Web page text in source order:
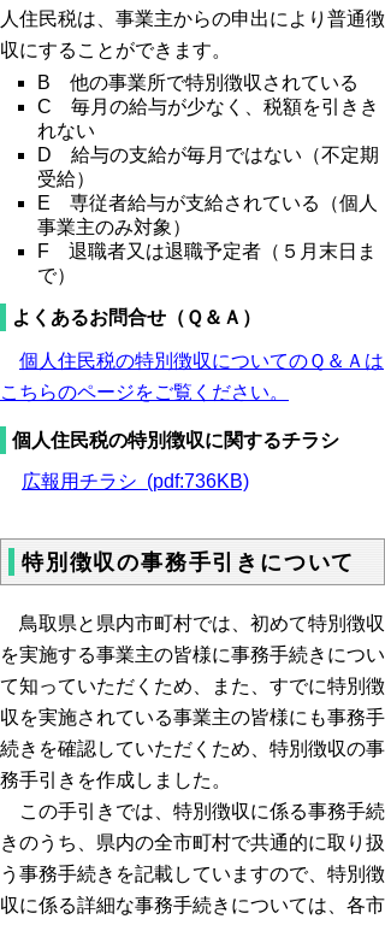
人住民税は、事業主からの申出により普通徴
収にすることができます。
B 他の事業所で特別徴収されている
C 毎月の給与が少なく、税額を引きき
れない
D 給与の支給が毎月ではない（不定期
受給）
E 専従者給与が支給されている（個人
事業主のみ対象）
F 退職者又は退職予定者（５月末日ま
で）
よくあるお問合せ（Ｑ＆Ａ）
個人住民税の特別徴収についてのＱ＆Ａは
こちらのページをご覧ください。
個人住民税の特別徴収に関するチラシ
広報用チラシ (pdf:736KB)
特別徴収の事務手引きについて
鳥取県と県内市町村では、初めて特別徴収
を実施する事業主の皆様に事務手続きについ
て知っていただくため、また、すでに特別徴
収を実施されている事業主の皆様にも事務手
続きを確認していただくため、特別徴収の事
務手引きを作成しました。
この手引きでは、特別徴収に係る事務手続
きのうち、県内の全市町村で共通的に取り扱
う事務手続きを記載していますので、特別徴
収に係る詳細な事務手続きについては、各市